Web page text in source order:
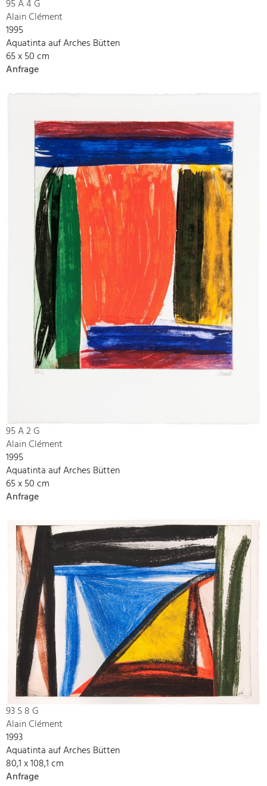
95 A 4 G
Alain Clément
1995
Aquatinta auf Arches Bütten
65 x 50 cm
Anfrage
95 A 2 G
Alain Clément
1995
Aquatinta auf Arches Bütten
65 x 50 cm
Anfrage
93 S 8 G
Alain Clément
1993
Aquatinta auf Arches Bütten
80,1 x 108,1 cm
Anfrage